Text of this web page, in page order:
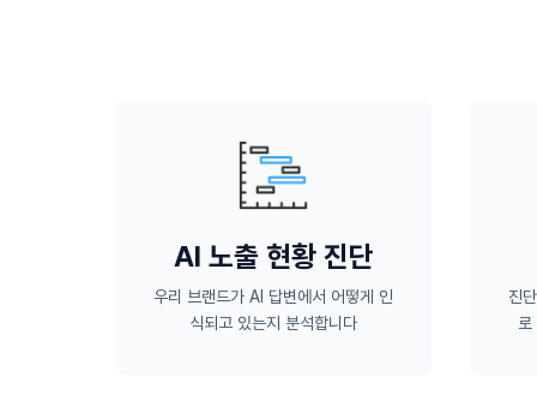
AI 노출 현황 진단
우리 브랜드가 AI 답변에서 어떻게 인
식되고 있는지 분석합니다
진
로